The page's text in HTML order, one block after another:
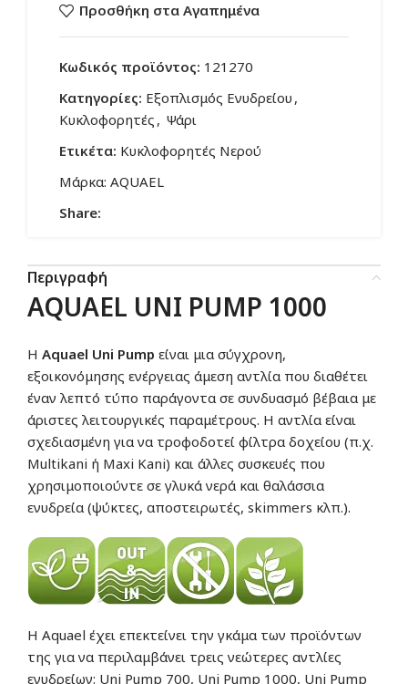
Προσθήκη στα Αγαπημένα
Κωδικός προϊόντος: 121270
Κατηγορίες: Εξοπλισμός Ενυδρείου ,
Κυκλοφορητές , Ψάρι
Ετικέτα: Κυκλοφορητές Νερού
Μάρκα: AQUAEL
Share:
Περιγραφή
AQUAEL UNI PUMP 1000
Η Aquael Uni Pump είναι μια σύγχρονη,
εξοικονόμησης ενέργειας άμεση αντλία που διαθέτει
έναν λεπτό τύπο παράγοντα σε συνδυασμό βέβαια με
άριστες λειτουργικές παραμέτρους. Η αντλία είναι
σχεδιασμένη για να τροφοδοτεί φίλτρα δοχείου (π.χ.
Multikani ή Maxi Kani) και άλλες συσκευές που
χρησιμοποιούντε σε γλυκά νερά και θαλάσσια
ενυδρεία (ψύκτες, αποστειρωτές, skimmers κλπ.).
Η Aquael έχει επεκτείνει την γκάμα των προϊόντων
της για να περιλαμβάνει τρεις νεώτερες αντλίες
ενυδρείων: Uni Pump 700, Uni Pump 1000, Uni Pump